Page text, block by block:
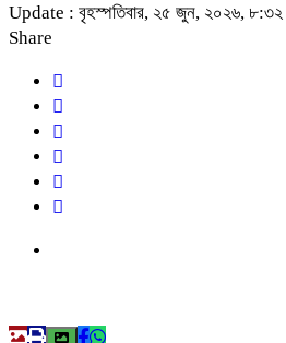
Update : বৃহস্পতিবার, ২৫ জুন, ২০২৬, ৮:৩২
Share